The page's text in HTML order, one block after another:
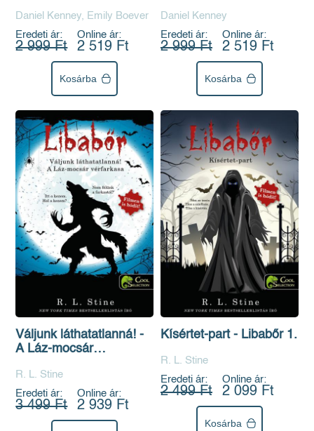
Daniel Kenney, Emily Boever
Eredeti ár:
2 999 Ft
Online ár:
2 519 Ft
Kosárba
Daniel Kenney
Eredeti ár:
2 999 Ft
Online ár:
2 519 Ft
Kosárba
Váljunk láthatatlanná! -
A Láz-mocsár
R. L. Stine
Eredeti ár:
3 499 Ft
Online ár:
2 939 Ft
Kísértet-part - Libabőr 1.
R. L. Stine
Eredeti ár:
2 499 Ft
Online ár:
2 099 Ft
Kosárba